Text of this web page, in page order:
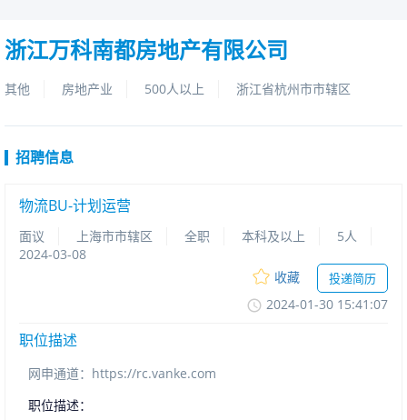
浙江万科南都房地产有限公司
其他 房地产业 500人以上 浙江省杭州市市辖区
招聘信息
物流BU-计划运营
面议 上海市市辖区 全职 本科及以上
5人
2024-03-08
收藏
投递简历
2024-01-3015:41:07
职位描述
网申通道：https://rc.vanke.com
职位描述：